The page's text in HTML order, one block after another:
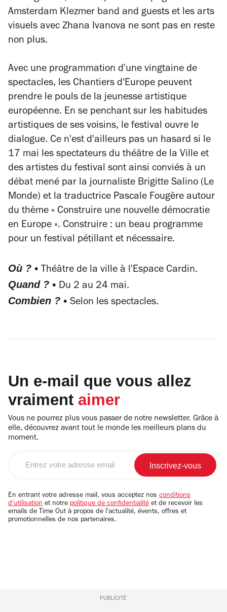
Amsterdam Klezmer band and guests et les arts
visuels avec Zhana Ivanova ne sont pas en reste
non plus.
Avec une programmation d'une vingtaine de
spectacles, les Chantiers d'Europe peuvent
prendre le pouls de la jeunesse artistique
européenne. En se penchant sur les habitudes
artistiques de ses voisins, le festival ouvre le
dialogue. Ce n'est d'ailleurs pas un hasard si le
17 mai les spectateurs du théâtre de la Ville et
des artistes du festival sont ainsi conviés à un
débat mené par la journaliste Brigitte Salino (Le
Monde) et la traductrice Pascale Fougère autour
du thème « Construire une nouvelle démocratie
en Europe ». Construire : un beau programme
pour un festival pétillant et nécessaire.
Où ? • Théâtre de la ville à l'Espace Cardin.
Quand ? • Du 2 au 24 mai.
Combien ? • Selon les spectacles.
Un e-mail que vous allez
vraiment aimer
Vous ne pourrez plus vous passer de notre newsletter. Grâce à
elle, découvrez avant tout le monde les meilleurs plans du
moment.
email
En entrant votre adresse mail, vous acceptez nos conditions
d'utilisation et notre politique de confidentialité et de recevoir les
emails de Time Out à propos de l'actualité, évents, offres et
promotionnelles de nos partenaires.
PUBLICITÉ